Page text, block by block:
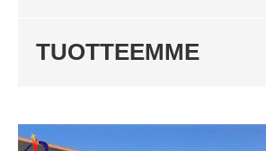
TUOTTEEMME